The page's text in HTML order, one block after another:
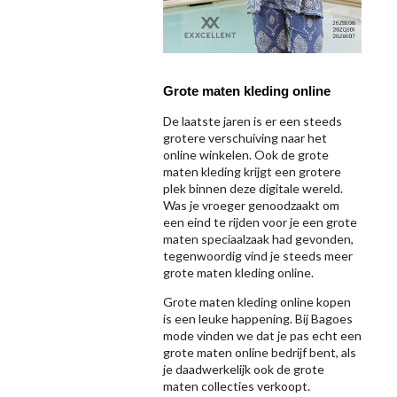
Grote maten kleding online
De laatste jaren is er een steeds
grotere verschuiving naar het
online winkelen. Ook de grote
maten kleding krijgt een grotere
plek binnen deze digitale wereld.
Was je vroeger genoodzaakt om
een eind te rijden voor je een grote
maten speciaalzaak had gevonden,
tegenwoordig vind je steeds meer
grote maten kleding online.
Grote maten kleding online kopen
is een leuke happening. Bij Bagoes
mode vinden we dat je pas echt een
grote maten online bedrijf bent, als
je daadwerkelijk ook de grote
maten collecties verkoopt.